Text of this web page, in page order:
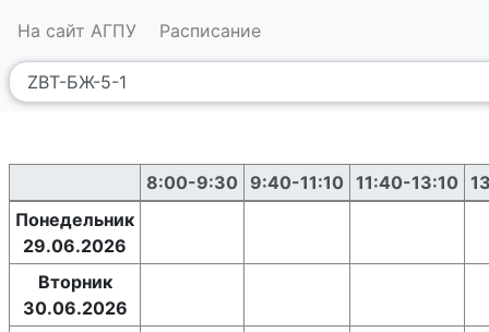
На сайт АГПУ Расписание
8:00-9:30 9:40-11:10 11:40-13:10
Понедельник
29.06.2026
Вторник
30.06.2026